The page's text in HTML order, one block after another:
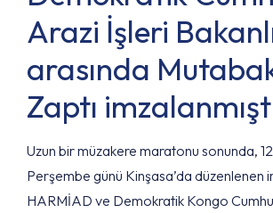
Arazi İşleri
arasında
Zaptı
Uzun bir müzakere maratonu sonunda,
Perşembe günü Kinşasa’da düzenlenen
HARMİAD ve Demokratik Kongo